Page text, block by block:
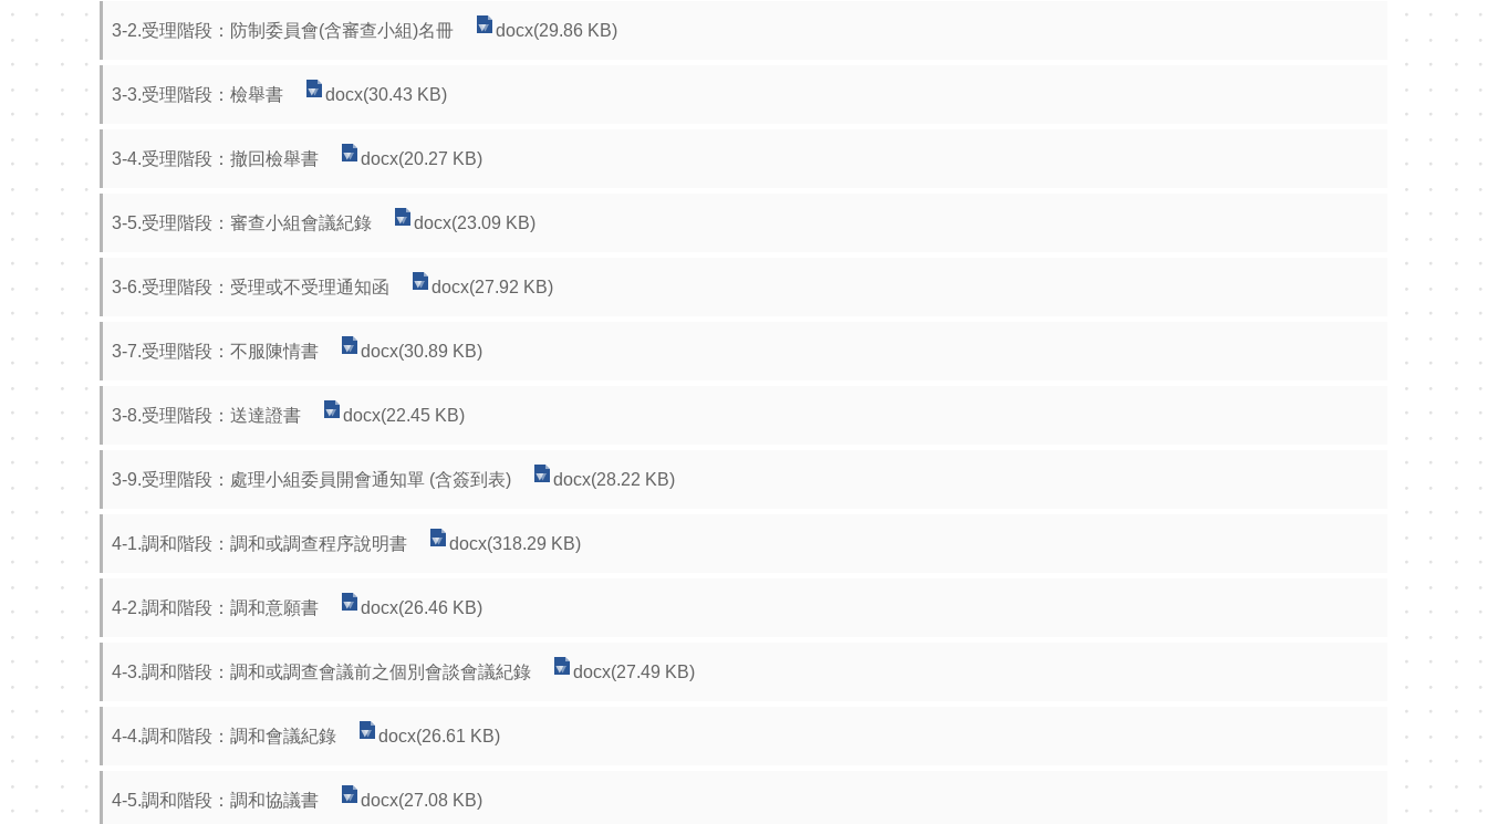
3-2.受理階段：防制委員會(含審查小組)名冊 docx(29.86 KB)
3-3.受理階段：檢舉書 docx(30.43 KB)
3-4.受理階段：撤回檢舉書 docx(20.27 KB)
3-5.受理階段：審查小組會議紀錄 docx(23.09 KB)
3-6.受理階段：受理或不受理通知函 docx(27.92 KB)
3-7.受理階段：不服陳情書 docx(30.89 KB)
3-8.受理階段：送達證書 docx(22.45 KB)
3-9.受理階段：處理小組委員開會通知單 (含簽到表) docx(28.22 KB)
4-1.調和階段：調和或調查程序說明書 docx(318.29 KB)
4-2.調和階段：調和意願書 docx(26.46 KB)
4-3.調和階段：調和或調查會議前之個別會談會議紀錄 docx(27.49 KB)
4-4.調和階段：調和會議紀錄 docx(26.61 KB)
4-5.調和階段：調和協議書 docx(27.08 KB)